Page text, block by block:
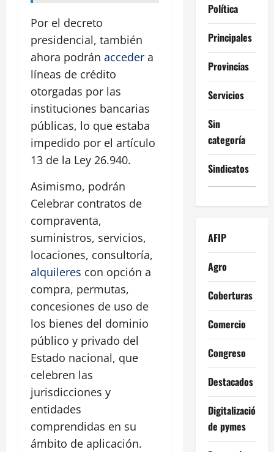
Por el decreto
presidencial, también
ahora podrán acceder a
líneas de crédito
otorgadas por las
instituciones bancarias
públicas, lo que estaba
impedido por el artículo
13 de la Ley 26.940.
Asimismo, podrán
Celebrar contratos de
compraventa,
suministros, servicios,
locaciones, consultoría,
alquileres con opción a
compra, permutas,
concesiones de uso de
los bienes del dominio
público y privado del
Estado nacional, que
celebren las
jurisdicciones y
entidades
comprendidas en su
ámbito de aplicación.
Política
Principales
Provincias
Servicios
Sin
categoría
Sindicatos
AFIP
Agro
Coberturas
Comercio
Congreso
Destacados
Digitalización
de pymes